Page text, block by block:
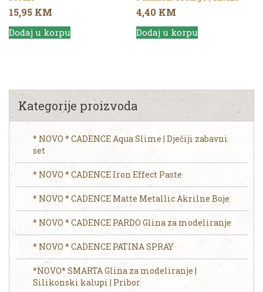
15,95 KM
Dodaj u korpu
4,40 KM
Dodaj u korpu
Kategorije proizvoda
* NOVO * CADENCE Aqua Slime | Dječiji zabavni
set
* NOVO * CADENCE Iron Effect Paste
* NOVO * CADENCE Matte Metallic Akrilne Boje
* NOVO * CADENCE PARDO Glina za modeliranje
* NOVO * CADENCE PATINA SPRAY
*NOVO* SMARTA Glina za modeliranje |
Silikonski kalupi | Pribor